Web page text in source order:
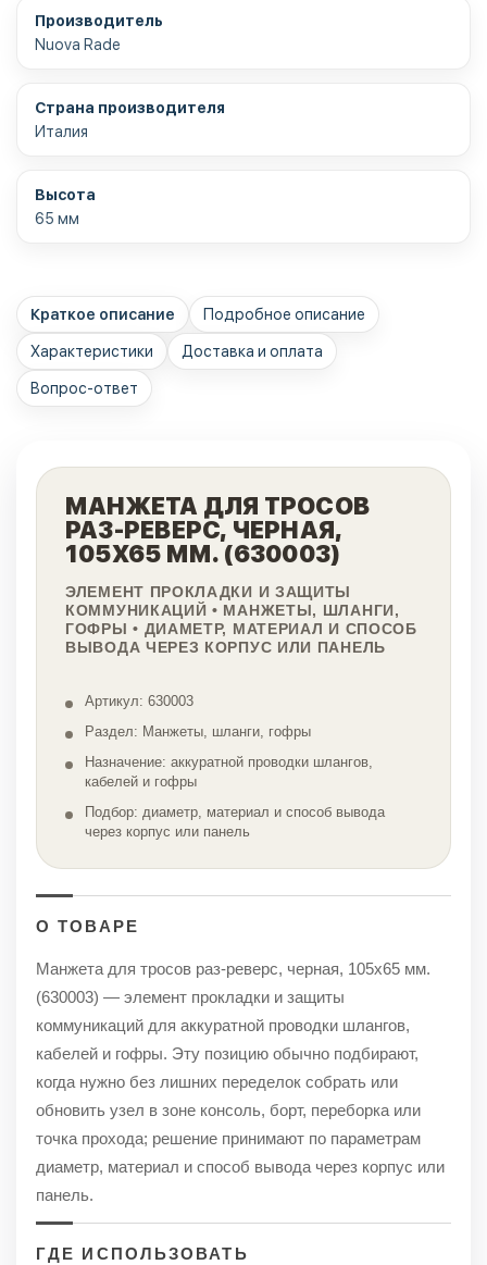
Производитель
Nuova Rade
Страна производителя
Италия
Высота
65 мм
Краткое описание Подробное описание
Характеристики Доставка и оплата
Вопрос-ответ
МАНЖЕТА ДЛЯ ТРОСОВ
РАЗ-РЕВЕРС, ЧЕРНАЯ,
105Х65 ММ. (630003)
ЭЛЕМЕНТ ПРОКЛАДКИ И ЗАЩИТЫ
КОММУНИКАЦИЙ • МАНЖЕТЫ, ШЛАНГИ,
ГОФРЫ • ДИАМЕТР, МАТЕРИАЛ И СПОСОБ
ВЫВОДА ЧЕРЕЗ КОРПУС ИЛИ ПАНЕЛЬ
Артикул: 630003
Раздел: Манжеты, шланги, гофры
Назначение: аккуратной проводки шлангов,
кабелей и гофры
Подбор: диаметр, материал и способ вывода
через корпус или панель
О ТОВАРЕ
Манжета для тросов раз-реверс, черная, 105х65 мм.
(630003) — элемент прокладки и защиты
коммуникаций для аккуратной проводки шлангов,
кабелей и гофры. Эту позицию обычно подбирают,
когда нужно без лишних переделок собрать или
обновить узел в зоне консоль, борт, переборка или
точка прохода; решение принимают по параметрам
диаметр, материал и способ вывода через корпус или
панель.
ГДЕ ИСПОЛЬЗОВАТЬ